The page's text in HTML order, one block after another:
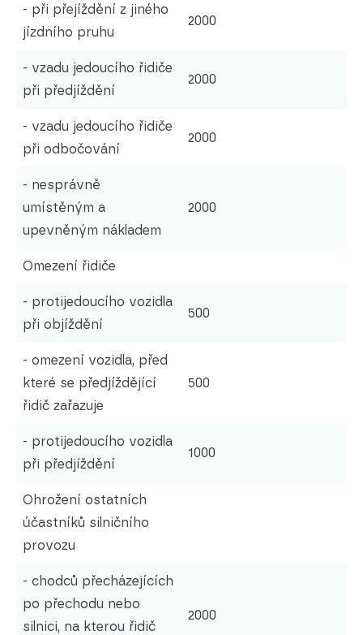
- při přejíždění z jiného
jízdního pruhu
2000
- vzadu jedoucího řidiče
při předjíždění
2000
- vzadu jedoucího řidiče
při odbočování
2000
- nesprávně
umístěným a
upevněným nákladem
2000
Omezení řidiče
- protijedoucího vozidla
při objíždění
500
- omezení vozidla, před
které se předjíždějící
řidič zařazuje
500
- protijedoucího vozidla
při předjíždění
1000
Ohrožení ostatních
účastníků silničního
provozu
- chodců přecházejících
po přechodu nebo
silnici, na kterou řidič
2000